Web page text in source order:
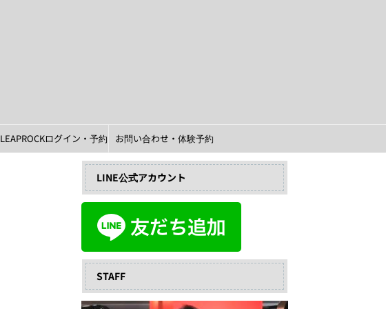
LEAPROCKログイン・予約 お問い合わせ・体験予約
LINE公式アカウント
STAFF